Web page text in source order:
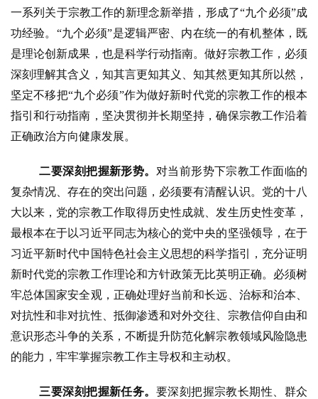
一系列关于宗教工作的新理念新举措，形成了“九个必须”成
功经验。“九个必须”是逻辑严密、内在统一的有机整体，既
是理论创新成果，也是科学行动指南。做好宗教工作，必须
深刻理解其含义，知其言更知其义、知其然更知其所以然，
坚定不移把“九个必须”作为做好新时代党的宗教工作的根本
指引和行动指南，坚决贯彻并长期坚持，确保宗教工作沿着
正确政治方向健康发展。
二要深刻把握新形势。 对当前形势下宗教工作面临的
复杂情况、存在的突出问题，必须要有清醒认识。党的十八
大以来，党的宗教工作取得历史性成就、发生历史性变革，
最根本在于以习近平同志为核心的党中央的坚强领导，在于
习近平新时代中国特色社会主义思想的科学指引，充分证明
新时代党的宗教工作理论和方针政策无比英明正确。必须树
牢总体国家安全观，正确处理好当前和长远、治标和治本、
对抗性和非对抗性、抵御渗透和对外交往、宗教信仰自由和
意识形态斗争的关系，不断提升防范化解宗教领域风险隐患
的能力，牢牢掌握宗教工作主导权和主动权。
三要深刻把握新任务。 要深刻把握宗教长期性、群众